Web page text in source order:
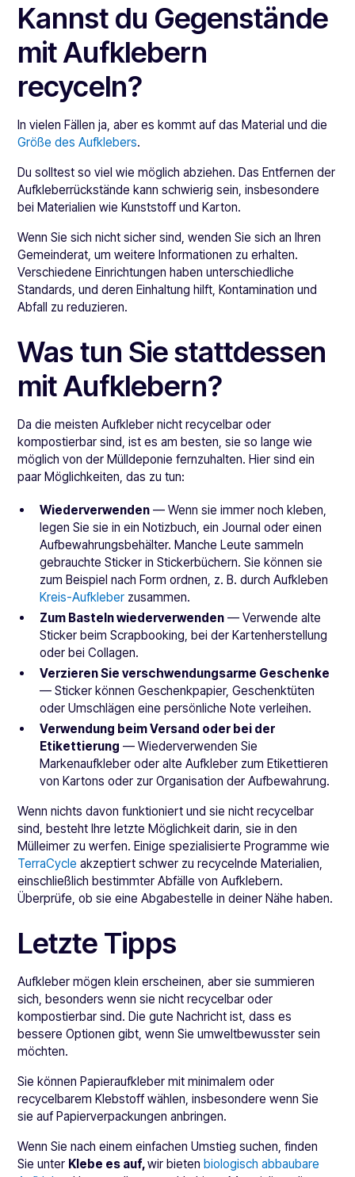
Kannst du Gegenstände
mit Aufklebern
recyceln?
In vielen Fällen ja, aber es kommt auf das Material und die
Größe des Aufklebers.
Du solltest so viel wie möglich abziehen. Das Entfernen der
Aufkleberrückstände kann schwierig sein, insbesondere
bei Materialien wie Kunststoff und Karton.
Wenn Sie sich nicht sicher sind, wenden Sie sich an Ihren
Gemeinderat, um weitere Informationen zu erhalten.
Verschiedene Einrichtungen haben unterschiedliche
Standards, und deren Einhaltung hilft, Kontamination und
Abfall zu reduzieren.
Was tun Sie stattdessen
mit Aufklebern?
Da die meisten Aufkleber nicht recycelbar oder
kompostierbar sind, ist es am besten, sie so lange wie
möglich von der Mülldeponie fernzuhalten. Hier sind ein
paar Möglichkeiten, das zu tun:
Wiederverwenden — Wenn sie immer noch kleben,
legen Sie sie in ein Notizbuch, ein Journal oder einen
Aufbewahrungsbehälter. Manche Leute sammeln
gebrauchte Sticker in Stickerbüchern. Sie können sie
zum Beispiel nach Form ordnen, z. B. durch Aufkleben
Kreis-Aufkleber zusammen.
Zum Basteln wiederverwenden — Verwende alte
Sticker beim Scrapbooking, bei der Kartenherstellung
oder bei Collagen.
Verzieren Sie verschwendungsarme Geschenke
— Sticker können Geschenkpapier, Geschenktüten
oder Umschlägen eine persönliche Note verleihen.
Verwendung beim Versand oder bei der
Etikettierung — Wiederverwenden Sie
Markenaufkleber oder alte Aufkleber zum Etikettieren
von Kartons oder zur Organisation der Aufbewahrung.
Wenn nichts davon funktioniert und sie nicht recycelbar
sind, besteht Ihre letzte Möglichkeit darin, sie in den
Mülleimer zu werfen. Einige spezialisierte Programme wie
TerraCycle akzeptiert schwer zu recycelnde Materialien,
einschließlich bestimmter Abfälle von Aufklebern.
Überprüfe, ob sie eine Abgabestelle in deiner Nähe haben.
Letzte Tipps
Aufkleber mögen klein erscheinen, aber sie summieren
sich, besonders wenn sie nicht recycelbar oder
kompostierbar sind. Die gute Nachricht ist, dass es
bessere Optionen gibt, wenn Sie umweltbewusster sein
möchten.
Sie können Papieraufkleber mit minimalem oder
recycelbarem Klebstoff wählen, insbesondere wenn Sie
sie auf Papierverpackungen anbringen.
Wenn Sie nach einem einfachen Umstieg suchen, finden
Sie unter Klebe es auf,wir bietenbiologisch abbaubare